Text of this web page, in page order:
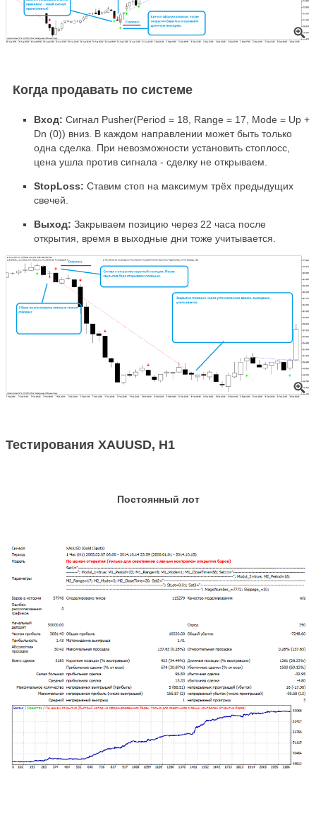
Когда продавать по системе
Вход: Сигнал Pusher(Period = 18, Range = 17, Mode = Up +
Dn (0)) вниз. В каждом направлении может быть только
одна сделка. При невозможности установить стоплосс,
цена ушла против сигнала - сделку не открываем.
StopLoss: Ставим стоп на максимум трёх предыдущих
свечей.
Выход: Закрываем позицию через 22 часа после
открытия, время в выходные дни тоже учитывается.
Тестирования XAUUSD, H1
Постоянный лот